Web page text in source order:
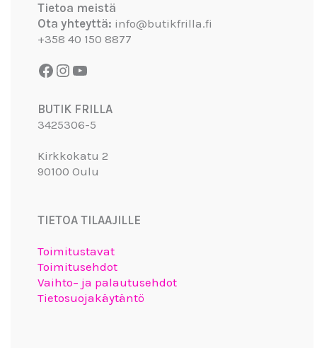
Tietoa meistä
Ota yhteyttä: info@butikfrilla.fi
+358 40 150 8877
BUTIK FRILLA
3425306-5
Kirkkokatu 2
90100 Oulu
TIETOA TILAAJILLE
Toimitustavat
Toimitusehdot
Vaihto– ja palautusehdot
Tietosuojakäytäntö